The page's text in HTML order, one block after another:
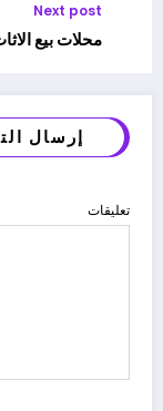
Next post
محلات بيع
إرسال
تعليقات